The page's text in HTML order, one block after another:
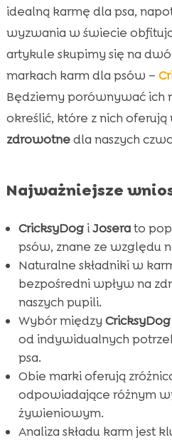
 Skład karm
lepszy?

Najtroskliwszy wybór
CricksyDog
Josera –
Główne składniki
korzyści
 Hypoalergiczne karmy
Porównanie cen
 Dostępność i wygoda

Opinie klientów o
Josera
 Ekologiczność i
CricksyDog vs karma
marka wygrywa?
Wniosek
 FAQ
idealną karmę dla psa,
wyzwania w świecie
artykule skupimy się na
markach karm dla psów –
Będziemy porównywać ich
określić, które z nich oferują
zdrowotnedla naszych
Najważniejsze
CricksyDogiJoserato
psów, znane ze względu
Naturalne składniki w
bezpośredni wpływ na
naszych pupili.
Wybór między CricksyDog
od indywidualnych
psa.
Obie marki oferują
odpowiadające różnym
żywieniowym.
Analiza składu karm jest